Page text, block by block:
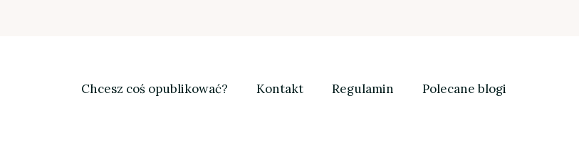
Chcesz coś opublikować? Kontakt Regulamin Polecane blogi